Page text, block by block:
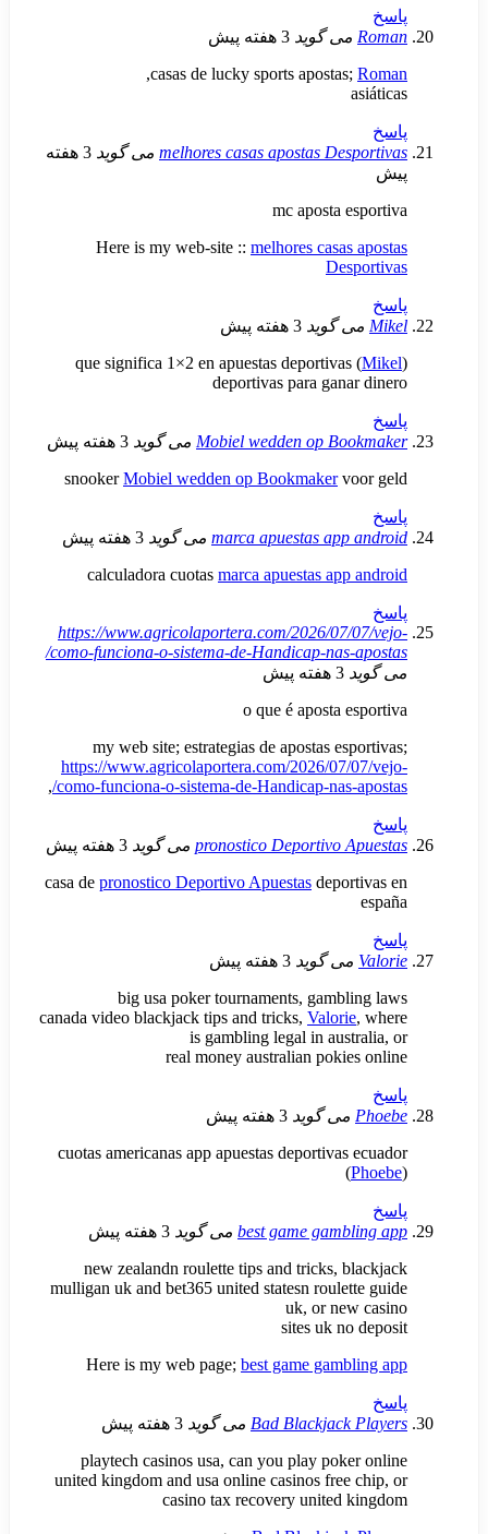
می گوید 3 هفته پیش
casas de lucky sports
,
melhores casas apostas می گوید 3 هفته
mc aposta
Here is my web-site ::melhores
3 هفته پیش
que significa 1×2 en apuestas
deportivas para
Mobiel wedden op می گوید 3 هفته پیش
snooker Mobiel wedden op Bookmaker
marca apuestas می گوید 3 هفته پیش
calculadora cuotas marca apuestas
https://www.agricolaportera.com/2026/07/
como-funciona-o-sistema-de-Handicap-nas-
o que é aposta
my web site; estrategias de apostas
https://www.agricolaportera.com/2026/
como-funciona-o-sistema-de-Handicap-nas-
,
pronostico Deportivo می گوید 3 هفته پیش
casa depronostico Deportivo Apuestas
می گوید 3 هفته پیش
big usa poker tournaments,
canada video blackjack tips and tricks,
is gambling legal in
real money australian
می گوید 3 هفته پیش
cuotas americanas app apuestas deportivas
best game می گوید 3 هفته پیش
new zealandn roulette tips and tricks,
mulligan uk and bet365 united statesn
Here is my web page;best game
Bad Blackjack می گوید 3 هفته پیش
playtech casinos usa, can you play
united kingdom and usa online casinos
casino tax recovery united